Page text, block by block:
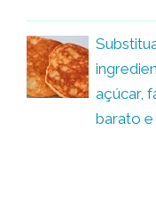
açúcar,
barato